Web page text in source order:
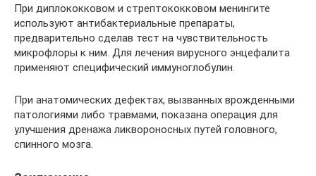
При диплококковом и стрептококковом менингите
используют антибактериальные препараты,
предварительно сделав тест на чувствительность
микрофлоры к ним. Для лечения вирусного энцефалита
применяют специфический иммуноглобулин.
При анатомических дефектах, вызванных врожденными
патологиями либо травмами, показана операция для
улучшения дренажа ликвороносных путей головного,
спинного мозга.